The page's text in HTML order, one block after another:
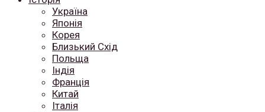
Україна
Японія
Корея
Близький Схід
Польща
Індія
Франція
Китай
Італія